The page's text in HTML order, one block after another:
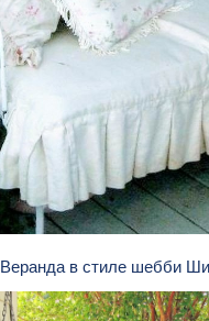
Веранда в стиле шебби